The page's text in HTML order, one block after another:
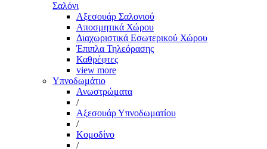
Σαλόνι
Αξεσουάρ Σαλονιού
Αποσμητικά Χώρου
Διαχωριστικά Εσωτερικού Χώρου
Έπιπλα Τηλεόρασης
Καθρέφτες
view more
Υπνοδωμάτιο
Ανωστρώματα
/
Αξεσουάρ Υπνοδωματίου
/
Κομοδίνο
/